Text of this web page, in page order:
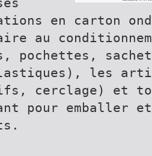
en carton
au
pochettes,
les
cerclage) et
pour emballer